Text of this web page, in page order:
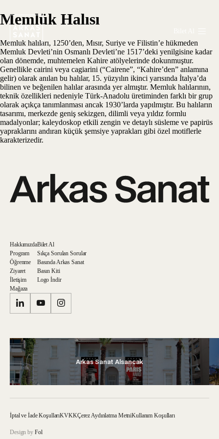
Memlük Halısı
Memluk halıları, 1250’den, Mısır, Suriye ve Filistin’e hükmeden
Memluk Devleti’nin Osmanlı Devleti’ne 1517’deki yenilgisine kadar
olan dönemde, muhtemelen Kahire atölyelerinde dokunmuştur.
Genellikle cairini veya cagiarini (“Cairene”, “Kahire’den” anlamına
gelir) olarak anılan bu halılar, 15. yüzyılın ikinci yarısında İtalya’da
bilinen ve beğenilen halılar arasında yer almıştır. Memluk halılarının,
teknik özellikleri nedeniyle Türk-Anadolu üretiminden farklı bir grup
olarak açıkça tanımlanması ancak 1930’larda yapılmıştır. Bu halıların
tasarımı, merkezde geniş sekizgen, dilimli veya yıldız formlu
madalyonlar; kaleydoskop etkili zengin ve detaylı süsleme ve papirüs
yapraklarını andıran küçük şemsiye yaprakları gibi özel motiflerle
karakterizedir.
Hakkımızda
Program
Öğrenme
Ziyaret
İletişim
Mağaza
Bilet Al
Sıkça Sorulan Sorular
Basında Arkas Sanat
Basın Kiti
Logo İndir
Arkas Sanat Alsancak
İptal ve İade KoşullarıKVKKÇerez Aydınlatma MetniKullanım Koşulları
Design by Fol